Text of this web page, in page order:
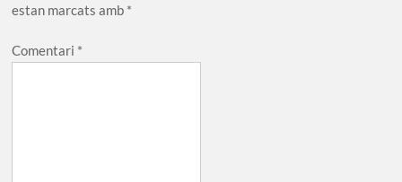
estan marcats amb *
Comentari *